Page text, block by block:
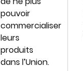
pouvoir
commercialiser
leurs
produits
dans l’Union.